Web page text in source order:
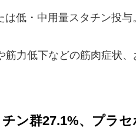
低・中用量スタチン投与
筋力低下などの筋肉症状
ン群27.1%、プラセ